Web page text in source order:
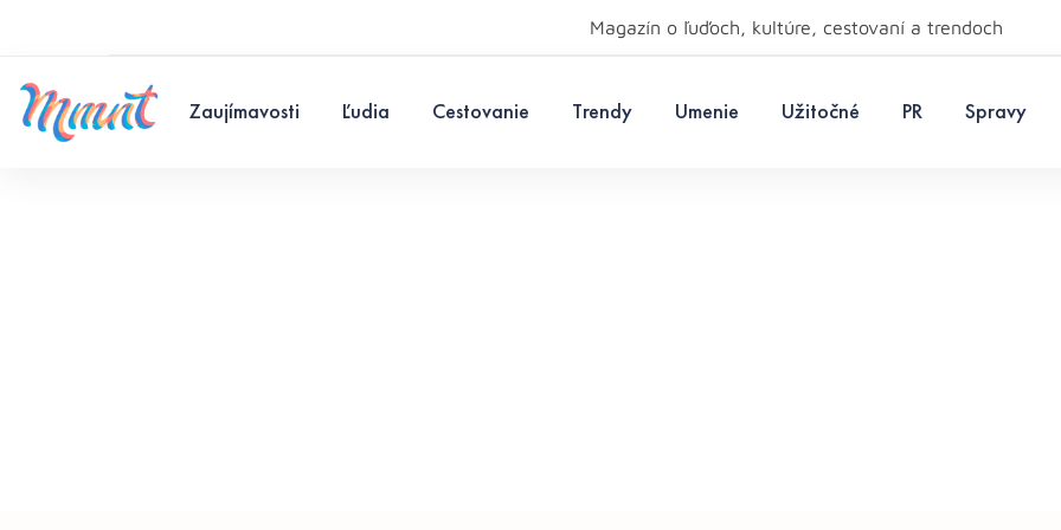
Magazín o ľuďoch, kultúre, cestovaní a trendoch
Zaujímavosti Ľudia Cestovanie Trendy Umenie Užitočné PR Spravy